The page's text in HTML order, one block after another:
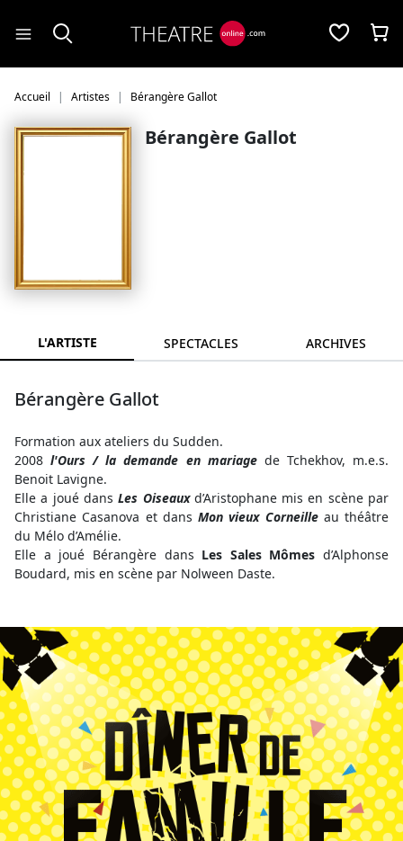
Accueil Artistes Bérangère Gallot
Bérangère Gallot
L'ARTISTE SPECTACLES ARCHIVES
Bérangère Gallot
Formation aux ateliers du Sudden.
2008l'Ours / la demande en mariagede Tchekhov, m.e.s.
Benoit Lavigne.
Elle a joué dansLes Oiseaux d’Aristophane mis en scène par
Christiane Casanova et dans Mon vieux Corneilleau théâtre
du Mélo d’Amélie.
Elle a joué Bérangère dans Les Sales Mômes d’Alphonse
Boudard, mis en scène par Nolween Daste.